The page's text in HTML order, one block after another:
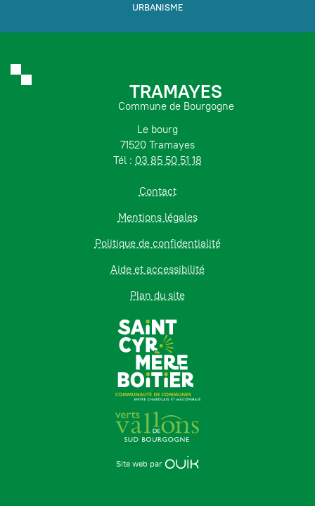
URBANISME
TRAMAYES
Commune de Bourgogne
Le bourg
71520 Tramayes
Tél : 03 85 50 51 18
Contact
Mentions légales
Politique de confidentialité
Aide et accessibilité
Plan du site
Site web par